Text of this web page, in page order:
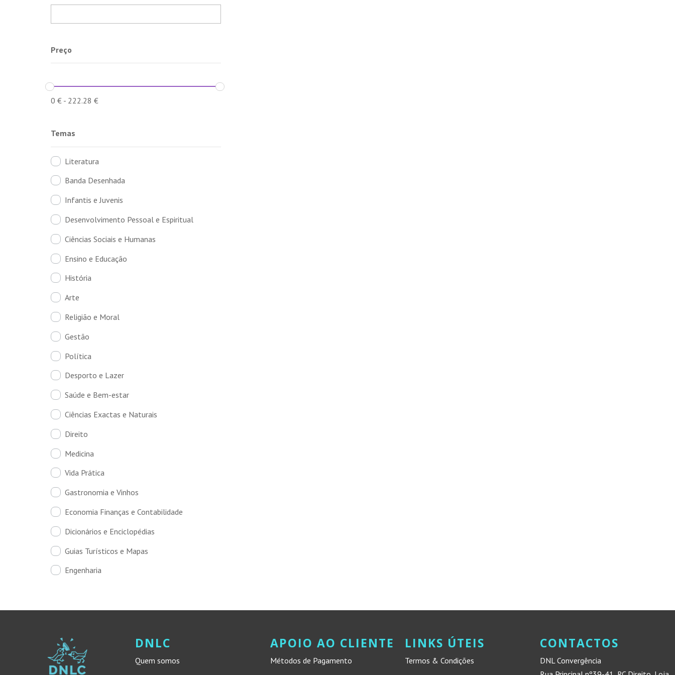
Preço
0 €- 222.28 €
Temas
Literatura
Banda Desenhada
Infantis e Juvenis
Desenvolvimento Pessoal e Espiritual
Ciências Sociais e Humanas
Ensino e Educação
História
Arte
Religião e Moral
Gestão
Política
Desporto e Lazer
Saúde e Bem-estar
Ciências Exactas e Naturais
Direito
Medicina
Vida Prática
Gastronomia e Vinhos
Economia Finanças e Contabilidade
Dicionários e Enciclopédias
Guias Turísticos e Mapas
Engenharia
DNLC
Quem somos
APOIO AO CLIENTE
Métodos de Pagamento
LINKS ÚTEIS
Termos & Condições
CONTACTOS
DNL Convergência